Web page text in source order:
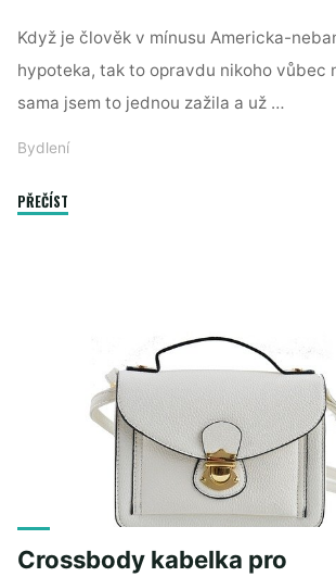
já?"
Když je člověk v mínusu Americka-
hypoteka, tak to opravdu nikoho vůbec
sama jsem to jednou zažila a už …
Bydlení
PŘEČÍST
Crossbody kabelka pro